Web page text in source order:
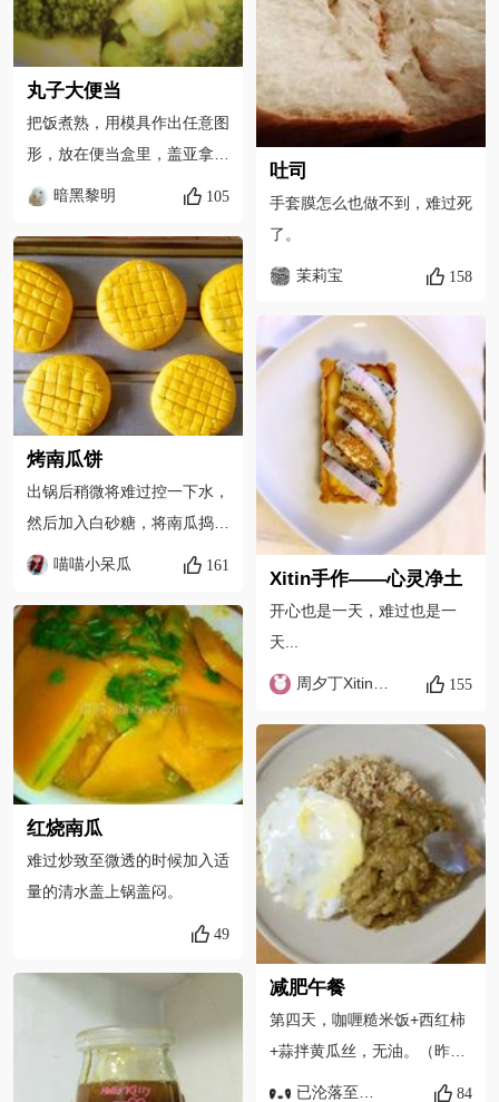
丸子大便当
把饭煮熟，用模具作出任意图
形，放在便当盒里，盖亚拿着
一盆烧焦的饭，别提多难过
暗黑黎明 105
烤南瓜饼
出锅后稍微将难过控一下水，
然后加入白砂糖，将南瓜捣成
糊状。
喵喵小呆瓜 161
红烧南瓜
难过炒致至微透的时候加入适
量的清水盖上锅盖闷。
49
吐司
手套膜怎么也做不到，难过死
了。
茉莉宝 158
Xitin手作——心灵净土
开心也是一天，难过也是一
天...
周夕丁Xitin_ZenobiaZhou 155
减肥午餐
第四天，咖喱糙米饭+西红柿
+蒜拌黄瓜丝，无油。（昨天
吃超多…而且全是高脂肪，内
已沦落至后勤部 84